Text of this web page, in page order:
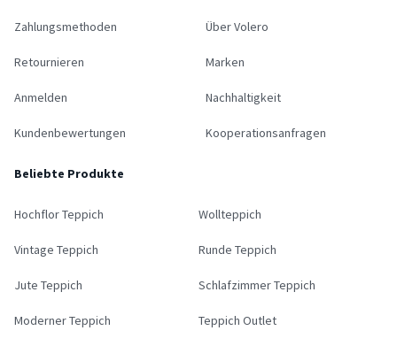
Zahlungsmethoden
Retournieren
Anmelden
Kundenbewertungen
Über Volero
Marken
Nachhaltigkeit
Kooperationsanfragen
Beliebte Produkte
Hochflor Teppich Wollteppich
Vintage Teppich Runde Teppich
Jute Teppich Schlafzimmer Teppich
Moderner Teppich Teppich Outlet